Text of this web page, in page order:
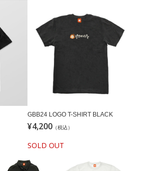
GBB24 LOGO T-SHIRT BLACK
¥4,200 （税込）
SOLD OUT